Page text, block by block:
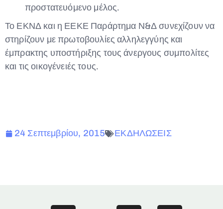
προστατευόμενο μέλος.
Το ΕΚΝΔ και η ΕΕΚΕ Παράρτημα Ν&Δ συνεχίζουν να
στηρίζουν με πρωτοβουλίες αλληλεγγύης και
έμπρακτης υποστήριξης τους άνεργους συμπολίτες
και τις οικογένειές τους.
24 Σεπτεμβρίου, 2015 ΕΚΔΗΛΩΣΕΙΣ